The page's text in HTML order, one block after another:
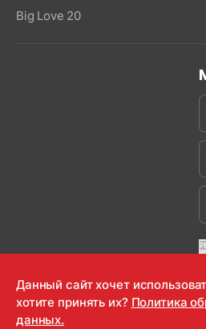
Big Love 20
OOO "Радио-Любовь" 2000-2026
Данный сайт хочет
хотите принять их? Политика
данных.